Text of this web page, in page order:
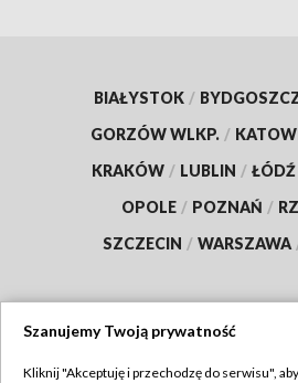
BIAŁYSTOK /
GORZÓW WLKP. /
KRAKÓW / LUBLIN / ŁÓDŹ
OPOLE / POZNAŃ /
SZCZECIN / WARSZAWA
Szanujemy Twoją prywatność
Kliknij "Akceptuję i przechodzę do serwisu",